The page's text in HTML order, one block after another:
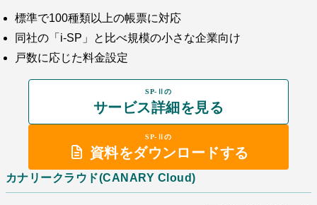
標準で100種類以上の帳票に対応
同社の「i-SP」と比べ規模の小さな企業向け
戸数に応じた料金設定
SP-Ⅱの
サービス詳細を見る
SP-Ⅱの
資料をダウンロードする
カナリークラウド(CANARY Cloud)